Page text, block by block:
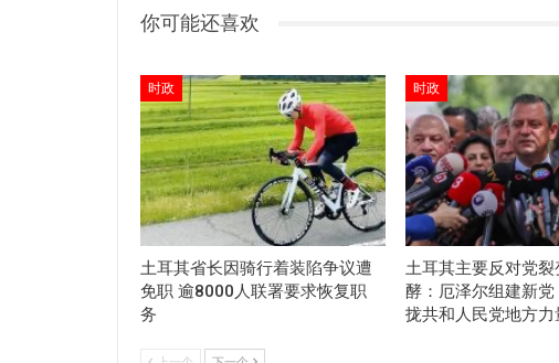
你可能还喜欢
时政
土耳其省长因骑行着装陷争议遭
免职 逾8000人联署要求恢复职
务
时政
土耳其主要反对党裂
酵：厄泽尔组建新党
拢共和人民党地方力